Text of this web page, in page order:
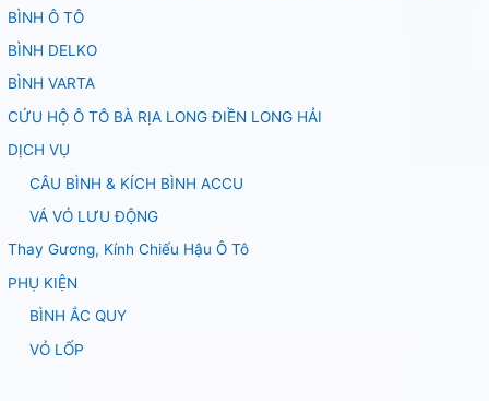
BÌNH Ô TÔ
BÌNH DELKO
BÌNH VARTA
CỨU HỘ Ô TÔ BÀ RỊA LONG ĐIỀN LONG HẢI
DỊCH VỤ
CÂU BÌNH & KÍCH BÌNH ACCU
VÁ VỎ LƯU ĐỘNG
Thay Gương, Kính Chiếu Hậu Ô Tô
PHỤ KIỆN
BÌNH ẮC QUY
VỎ LỐP